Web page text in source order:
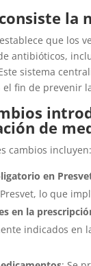
que los
antibióticos,
sistema
el fin de prevenir
de
cambios incluyen:​
en
lo que
en la
indicados en